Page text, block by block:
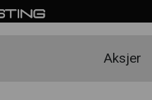
Aksjer